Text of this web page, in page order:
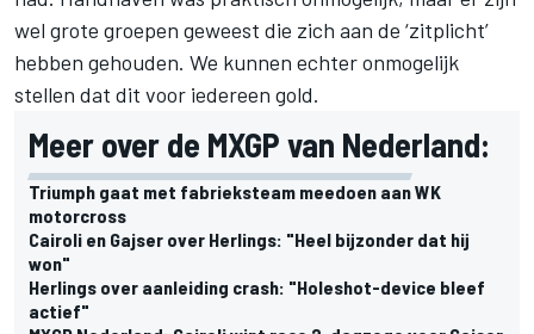
wel grote groepen geweest die zich aan de ‘zitplicht’
hebben gehouden. We kunnen echter onmogelijk
stellen dat dit voor iedereen gold.
Meer over de MXGP van Nederland:
Triumph gaat met fabrieksteam meedoen aan WK
motorcross
Cairoli en Gajser over Herlings: "Heel bijzonder dat hij
won"
Herlings over aanleiding crash: "Holeshot-device bleef
actief"